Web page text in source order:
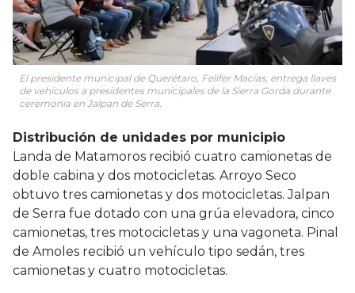
El presidente municipal de Querétaro, Felifer Macías, entrega llaves
de vehículos a presidentes municipales de la Sierra Gorda durante
ceremonia en Jalpan de Serra.
Distribución de unidades por municipio
Landa de Matamoros recibió cuatro camionetas de
doble cabina y dos motocicletas. Arroyo Seco
obtuvo tres camionetas y dos motocicletas. Jalpan
de Serra fue dotado con una grúa elevadora, cinco
camionetas, tres motocicletas y una vagoneta. Pinal
de Amoles recibió un vehículo tipo sedán, tres
camionetas y cuatro motocicletas.